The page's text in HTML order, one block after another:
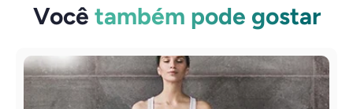
Você também pode gostar